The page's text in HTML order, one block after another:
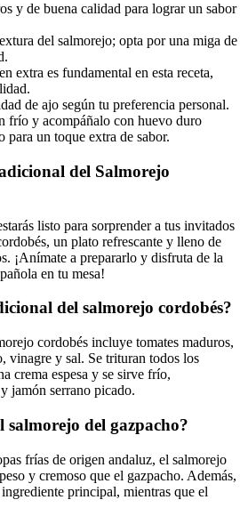
y de buena calidad para lograr un sabor
del salmorejo; opta por una miga de
extra es fundamental en esta receta,
de ajo según tu preferencia personal.
frío y acompáñalo con huevo duro
un toque extra de sabor.
del Salmorejo
listo para sorprender a tus invitados
un plato refrescante y lleno de
¡Anímate a prepararlo y disfruta de la
en tu mesa!
del salmorejo cordobés?
cordobés incluye tomates maduros,
vinagre y sal. Se trituran todos los
crema espesa y se sirve frío,
jamón serrano picado.
salmorejo del gazpacho?
frías de origen andaluz, el salmorejo
y cremoso que el gazpacho. Además,
principal, mientras que el